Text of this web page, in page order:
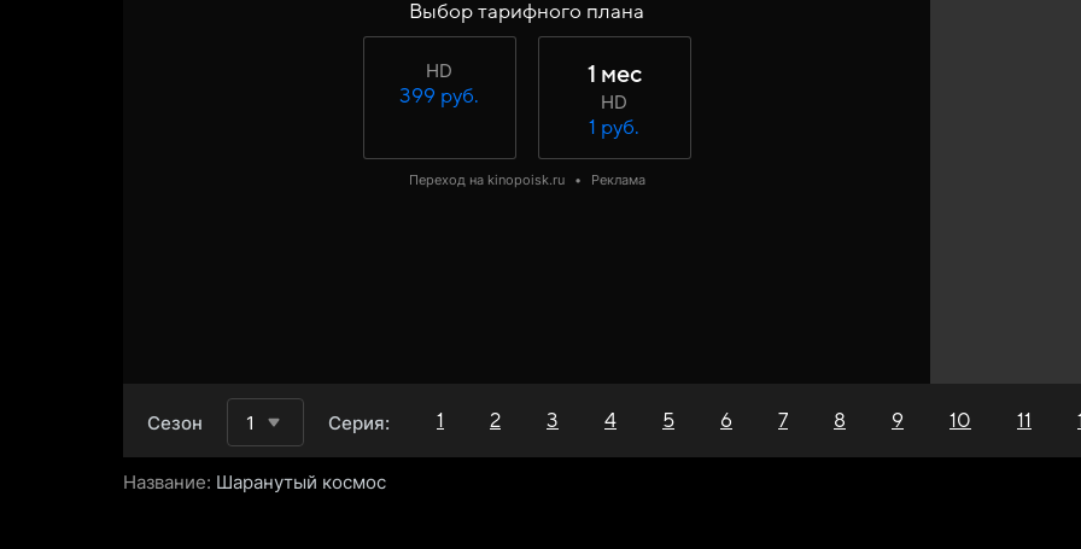
Выбор тарифного плана
HD
399 руб.
1 мес
HD
1 руб.
Переход на kinopoisk.ru • Реклама
Сезон 1 Серия: 1 2 3 4 5 6 7 8 9 10 11
Название: Шаранутый космос